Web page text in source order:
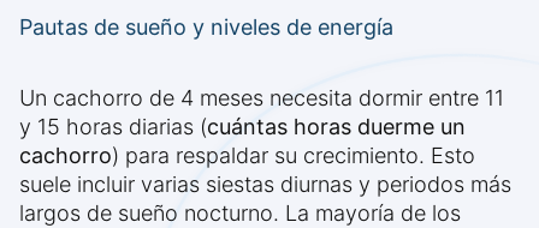
Pautas de sueño y niveles de energía
Un cachorro de 4 meses necesita dormir entre 11
y 15 horas diarias (cuántas horas duerme un
cachorro) para respaldar su crecimiento. Esto
suele incluir varias siestas diurnas y periodos más
largos de sueño nocturno. La mayoría de los